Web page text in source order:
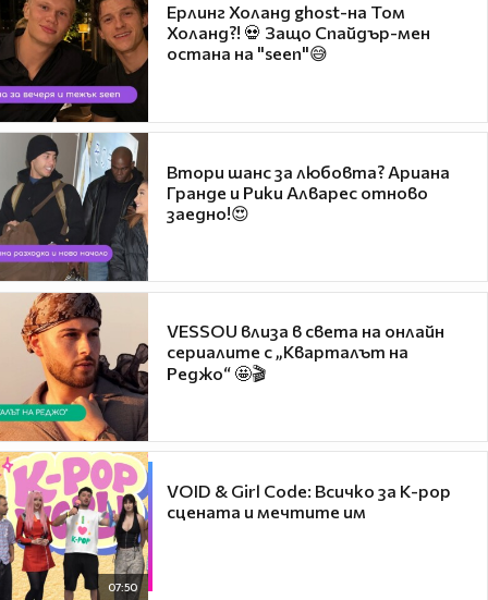
Ерлинг Холанд ghost-на Том
Холанд?! 💀 Защо Спайдър-мен
остана на "seen"😅
Втори шанс за любовта? Ариана
Гранде и Рики Алварес отново
заедно!😍
VESSOU влиза в света на онлайн
сериалите с „Кварталът на
Реджо“ 🤩🎬
07:50
VOID & Girl Code: Всичко за K-pop
сцената и мечтите им